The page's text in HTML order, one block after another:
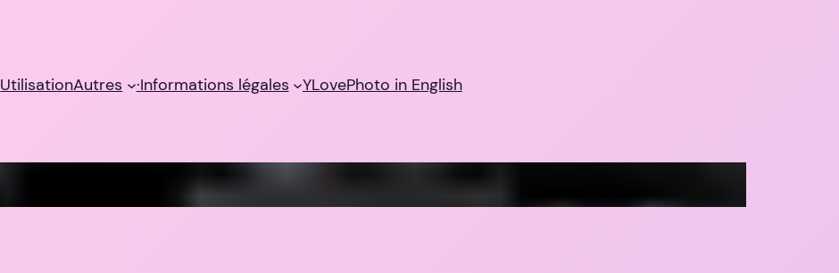
UtilisationAutres ·Informations légales YLovePhoto in English